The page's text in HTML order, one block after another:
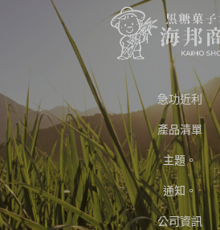
急功近利
產品清單
主題。
通知。
公司資訊